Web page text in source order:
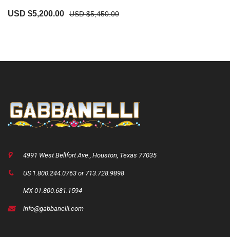
USD $5,450.00
USD $5,200.00
4991 West Bellfort Ave., Houston, Texas 77035
US 1.800.244.0763 or 713.728.9898
MX 01.800.681.1594
info@gabbanelli.com